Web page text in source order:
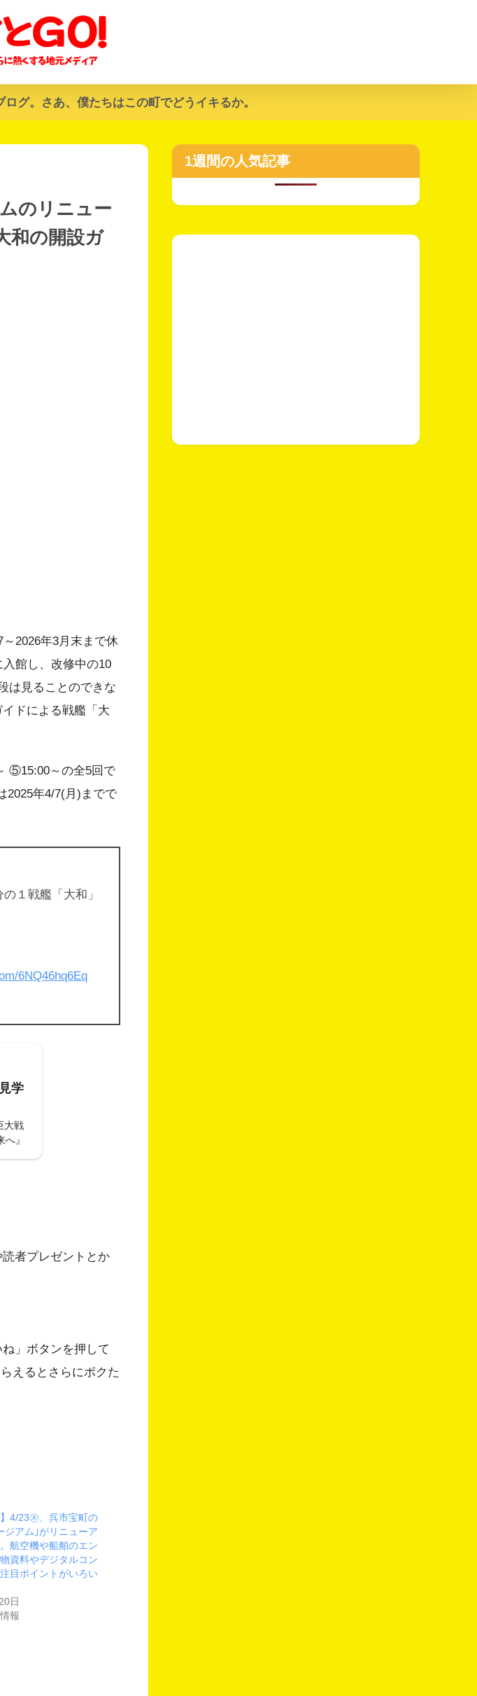
グ。さあ、僕たちはこの町でどうイキるか。
のリニュー
和の開設ガ
2026年3月末まで休
館し、改修中の10
は見ることのできな
ドによる戦艦「大
⑤15:00～の全5回で
2025年4/7(月)までで
１戦艦「大和」
6NQ46hq6Eq
学
大戦
』
者プレゼントとか
」ボタンを押して
えるとさらにボクた
】4/23㊍、呉市宝町の
ジアム｣がリニューア
航空機や船舶のエン
資料やデジタルコン
目ポイントがいろい
日
報
1週間の人気記事